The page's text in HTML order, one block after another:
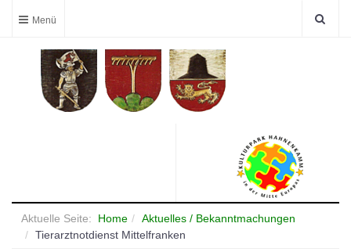
Aktuelle Seite: Home
Aktuelles / Bekanntmachungen
Tierarztnotdienst Mittelfranken